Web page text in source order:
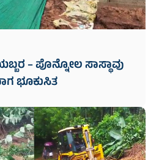
– ಪೊನ್ನೋಲ ಸಾಸ್ಥಾವು
ಭೂಕುಸಿತ